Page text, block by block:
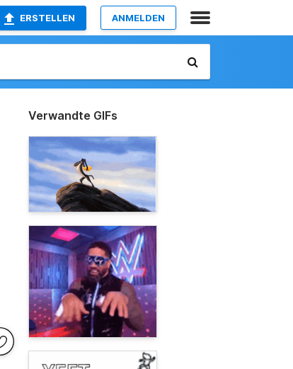
ERSTELLEN ANMELDEN
Verwandte GIFs